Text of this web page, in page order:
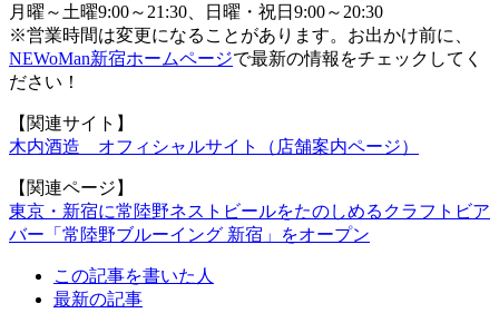
月曜～土曜9:00～21:30、日曜・祝日9:00～20:30
※営業時間は変更になることがあります。お出かけ前に、
NEWoMan新宿ホームページで最新の情報をチェックしてく
ださい！
【関連サイト】
木内酒造 オフィシャルサイト（店舗案内ページ）
【関連ページ】
東京・新宿に常陸野ネストビールをたのしめるクラフトビア
バー「常陸野ブルーイング 新宿」をオープン
following
この記事を書いた人
最新の記事